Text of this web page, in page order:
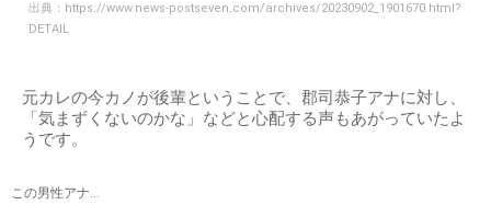
出典： https://www.news-postseven.com/archives/20230902_1901670.html?
DETAIL
元カレの今カノが後輩ということで、郡司恭子アナに対し、
「気まずくないのかな」などと心配する声もあがっていたよ
うです。
この男性アナ…